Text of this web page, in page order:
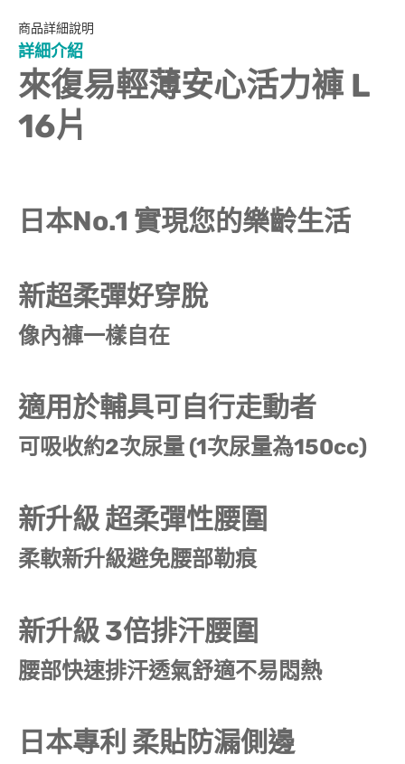
商品詳細說明
詳細介紹
來復易輕薄安心活力褲 L
16片
日本No.1 實現您的樂齡生活
新超柔彈好穿脫
像內褲一樣自在
適用於輔具可自行走動者
可吸收約2次尿量 (1次尿量為150cc)
新升級 超柔彈性腰圍
柔軟新升級避免腰部勒痕
新升級 3倍排汗腰圍
腰部快速排汗透氣舒適不易悶熱
日本專利 柔貼防漏側邊